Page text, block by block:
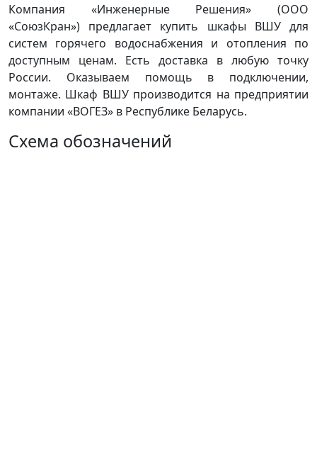
Компания «Инженерные Решения» (ООО
«СоюзКран») предлагает купить шкафы ВШУ для
систем горячего водоснабжения и отопления по
доступным ценам. Есть доставка в любую точку
России. Оказываем помощь в подключении,
монтаже. Шкаф ВШУ производится на предприятии
компании «ВОГЕЗ» в Республике Беларусь.
Схема обозначений